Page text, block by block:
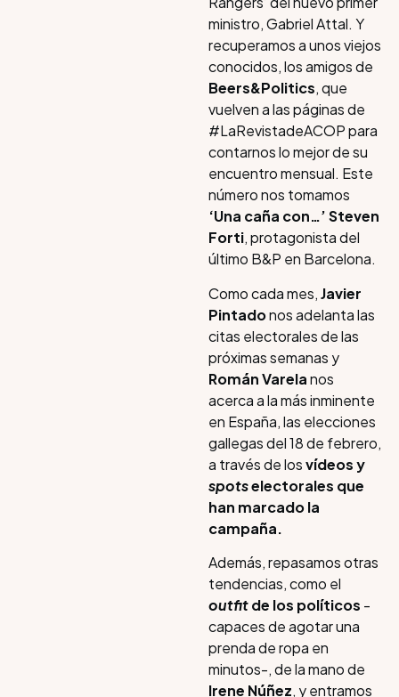
ministro, Gabriel Attal. Y
recuperamos a unos viejos
conocidos, los amigos de
Beers&Politics, que
vuelven a las páginas de
#LaRevistadeACOP para
contarnos lo mejor de su
encuentro mensual. Este
número nos tomamos
‘Una caña con…’ Steven
Forti, protagonista del
último B&P en Barcelona.
Como cada mes,Javier
Pintadonos adelanta las
citas electorales de las
próximas semanas y
Román Varelanos
acerca a la más inminente
en España, las elecciones
gallegas del 18 de febrero,
a través de losvídeos y
spotselectorales que
han marcado la
campaña.
Además, repasamos otras
tendencias, como el
outfitde los políticos -
capaces de agotar una
prenda de ropa en
minutos-, de la mano de
Irene Núñez, y entramos